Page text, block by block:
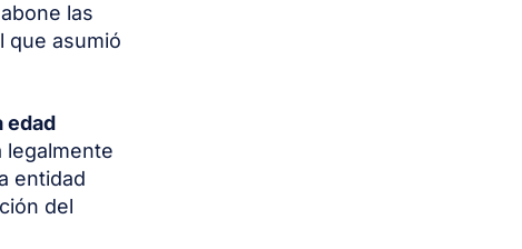
las
que asumió
edad
legalmente
entidad
del